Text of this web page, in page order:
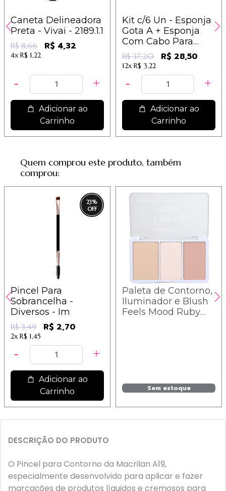
Caneta Delineadora
Preta - Vivai - 2189.1.1
R$ 8,66 R$ 4,32
4x R$ 1,22
Adicionar ao
Carrinho
Kit c/6 Un - Esponja
Gota A + Esponja
Com Cabo Para
Base e Corretivo -
IM / 4,75
R$ 37,20 R$ 28,50
12x R$ 3,22
Adicionar ao
Carrinho
Quem comprou este produto, também
comprou:
23%
Pincel Para
Sobrancelha -
Diversos - Im
R$ 3,49 R$ 2,70
2x R$ 1,45
Adicionar ao
Carrinho
Paleta de Contorno,
Iluminador e Blush
Feels Mood Ruby
Sem estoque
DESCRIÇÃO DO PRODUTO
O Pincel para Contorno da Macrilan A19,
especialmente desenvolvido para aplicar e fazer
marcações de produtos líquidos e cremosos para